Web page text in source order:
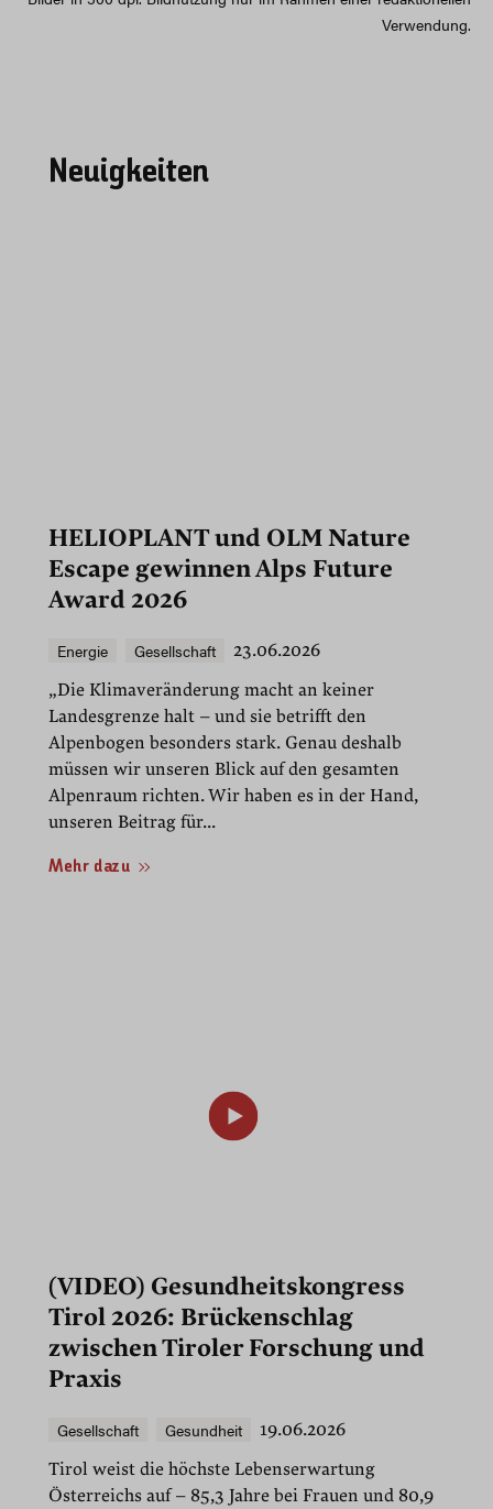
Verwendung.
Neuigkeiten
HELIOPLANT und OLM Nature
Escape gewinnen Alps Future
Award 2026
Energie Gesellschaft
23.06.2026
„Die Klimaveränderung macht an keiner
Landesgrenze halt – und sie betrifft den
Alpenbogen besonders stark. Genau deshalb
müssen wir unseren Blick auf den gesamten
Alpenraum richten. Wir haben es in der Hand,
unseren Beitrag für...
Mehr dazu
(VIDEO) Gesundheitskongress
Tirol 2026: Brückenschlag
zwischen Tiroler Forschung und
Praxis
Gesellschaft Gesundheit
19.06.2026
Tirol weist die höchste Lebenserwartung
Österreichs auf – 85,3 Jahre bei Frauen und 80,9